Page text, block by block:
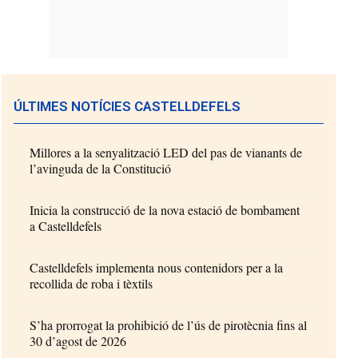
ÚLTIMES NOTÍCIES CASTELLDEFELS
Millores a la senyalització LED del pas de vianants de
l’avinguda de la Constitució
Inicia la construcció de la nova estació de bombament
a Castelldefels
Castelldefels implementa nous contenidors per a la
recollida de roba i tèxtils
S’ha prorrogat la prohibició de l’ús de pirotècnia fins al
30 d’agost de 2026